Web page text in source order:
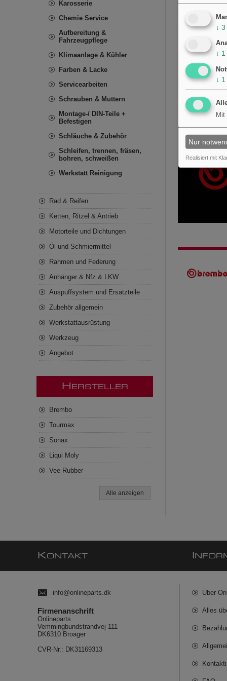
Identifikation:
Referenz
Sicherheit und
Trennen
Prüfen Sie
Ersetzen
Hinweis:Die
MPN bei
Karosserie
Chemie Service
Aufbereitung &
Fahrzeugpflege
Klimaanlage & Kühler
Farben & Lacke
Servicearbeiten
Schrauben & Muttern
Montage-/ DIN-Teile +
Befestigen
Schläuche & Zubehör
Schleifen, trennen, fräsen,
bohren, schweißen
Werkstatt Reinigung
Rad & Reifen
Ketten, Ritzel & Antrieb
Motorteile und Dichtungen
Öl und Schmiermittel
Rahmen und Federung
Anhänger & Nfz & LKW
Auspuffsystem und Ersatzteile
Zubehör allgemein
Werkstattausrüstung
Werkzeug
Angebot
H ERSTELLER
Brembo
Tourmax
Sonax
Liqui Moly
Vee Rubber
Alle anzeigen
KONTAKT
info@onlineparts.dk
Firmenanschrift
Onlineparts
Vemmingbundstrandvej 111
DK6310 Broager
CVR-Nr.: DK31169313
Über
Alles
↓ 3
↓ 1
↓ 1
Mit
Nur
Realisiert mit